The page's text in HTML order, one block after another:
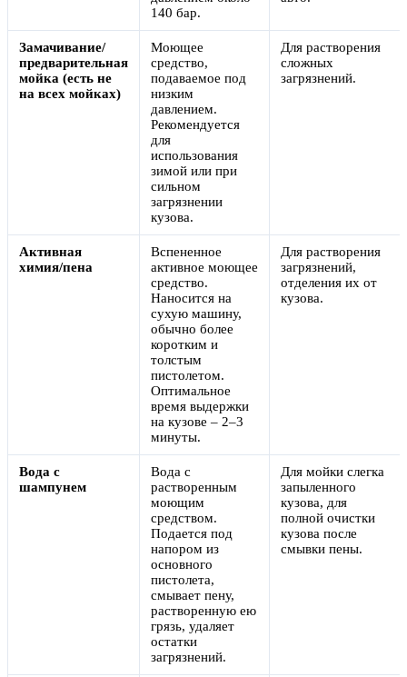
140 бар.
Замачивание/
предварительная
мойка (есть не
на всех мойках)
Моющее
средство,
подаваемое под
низким
давлением.
Рекомендуется
для
использования
зимой или при
сильном
загрязнении
кузова.
Для растворения
сложных
загрязнений.
Активная
химия/пена
Вспененное
активное моющее
средство.
Наносится на
сухую машину,
обычно более
коротким и
толстым
пистолетом.
Оптимальное
время выдержки
на кузове – 2–3
минуты.
Для растворения
загрязнений,
отделения их от
кузова.
Вода с
шампунем
Вода с
растворенным
моющим
средством.
Подается под
напором из
основного
пистолета,
смывает пену,
растворенную ею
грязь, удаляет
остатки
загрязнений.
Для мойки слегка
запыленного
кузова, для
полной очистки
кузова после
смывки пены.